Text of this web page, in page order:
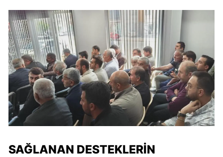
SAĞLANAN DESTEKLERIN